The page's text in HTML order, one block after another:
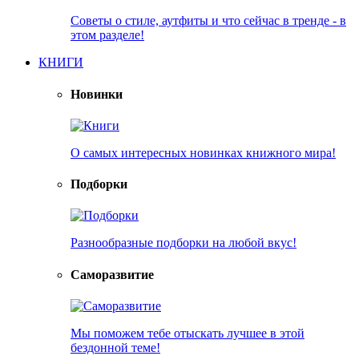
Советы о стиле, аутфиты и что сейчас в тренде - в
этом разделе!
КНИГИ
Новинки
О самых интересных новинках книжного мира!
Подборки
Разнообразные подборки на любой вкус!
Саморазвитие
Мы поможем тебе отыскать лучшее в этой
бездонной теме!